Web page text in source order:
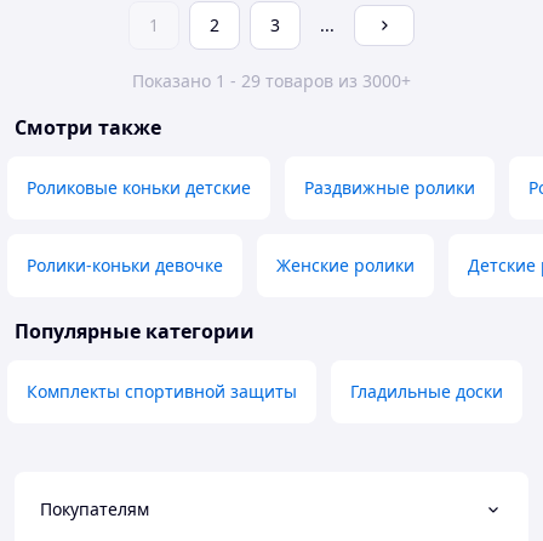
1 2 3 ...
Показано 1 - 29 товаров из 3000+
Смотри также
Роликовые коньки детские Раздвижные ролики
Ролики-коньки девочке Женские ролики Детские
Популярные категории
Комплекты спортивной защиты Гладильные доски
Покупателям